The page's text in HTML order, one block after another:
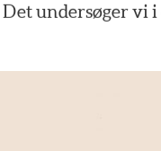
Det undersøger vi i